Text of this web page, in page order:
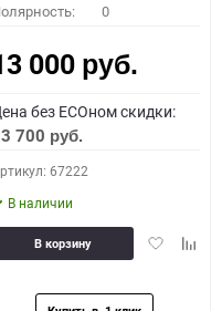
0
000 руб.
без ECOном скидки:
700 руб.
67222
В наличии
Добавить
В корзину